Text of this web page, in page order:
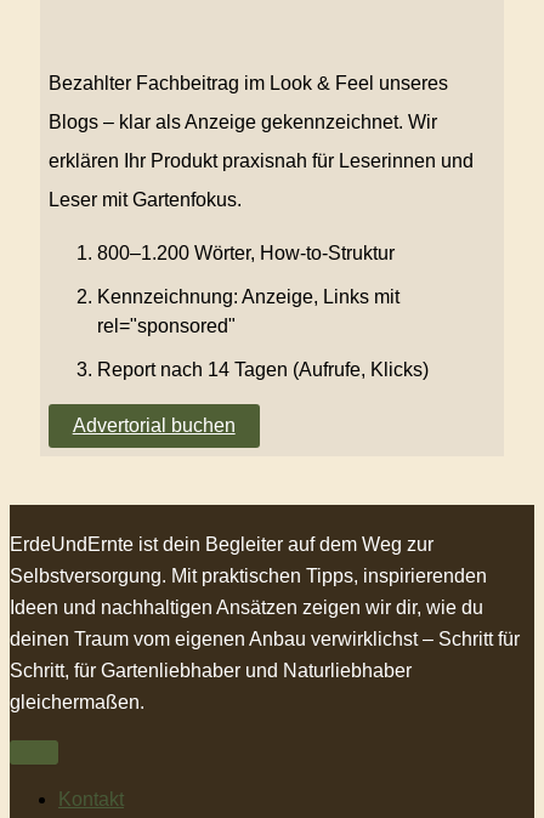
Bezahlter Fachbeitrag im Look & Feel unseres
Blogs – klar als Anzeige gekennzeichnet. Wir
erklären Ihr Produkt praxisnah für Leserinnen und
Leser mit Gartenfokus.
800–1.200 Wörter, How-to-Struktur
Kennzeichnung: Anzeige, Links mit
rel="sponsored"
Report nach 14 Tagen (Aufrufe, Klicks)
Advertorial buchen
ErdeUndErnte ist dein Begleiter auf dem Weg zur
Selbstversorgung. Mit praktischen Tipps, inspirierenden
Ideen und nachhaltigen Ansätzen zeigen wir dir, wie du
deinen Traum vom eigenen Anbau verwirklichst – Schritt für
Schritt, für Gartenliebhaber und Naturliebhaber
gleichermaßen.
Kontakt